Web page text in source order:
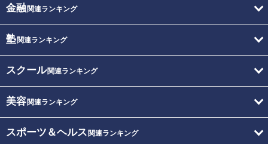
金融関連ランキング
塾関連ランキング
スクール関連ランキング
美容関連ランキング
スポーツ＆ヘルス 関連ランキング